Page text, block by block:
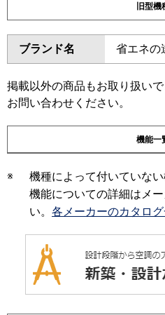
東芝
三菱電機 PEZX-
日立 RPI-
三菱重工
パナソニック PA-
旧型機
ダイキン
東芝
PEZX-
日立 RPI-
ブランド名 省エネの
掲載以外の商品もお取り扱い
お問い合わせください。
機能一
※
機種によって付いていない
機能についての詳細はメ
い。 各メーカーのカタロ